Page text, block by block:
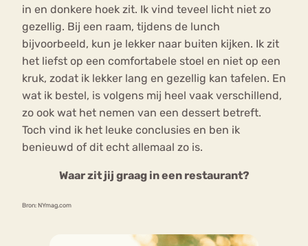
in en donkere hoek zit. Ik vind teveel licht niet zo
gezellig. Bij een raam, tijdens de lunch
bijvoorbeeld, kun je lekker naar buiten kijken. Ik zit
het liefst op een comfortabele stoel en niet op een
kruk, zodat ik lekker lang en gezellig kan tafelen. En
wat ik bestel, is volgens mij heel vaak verschillend,
zo ook wat het nemen van een dessert betreft.
Toch vind ik het leuke conclusies en ben ik
benieuwd of dit echt allemaal zo is.
Waar zit jij graag in een restaurant?
Bron: NYmag.com